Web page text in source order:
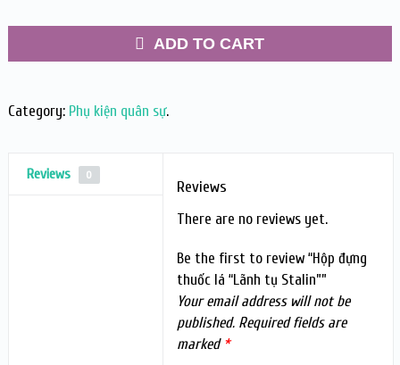
ADD TO CART
Category: Phụ kiện quân sự.
Reviews 0
Reviews
There are no reviews yet.
Be the first to review “Hộp đựng
thuốc lá “Lãnh tụ Stalin””
Your email address will not be
published. Required fields are
marked *